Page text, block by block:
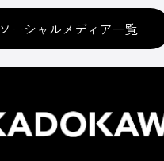
ソーシャルメディア一覧